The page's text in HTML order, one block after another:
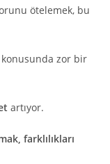
ötelemek, bu
konusunda zor bir
artıyor.
farklılıkları